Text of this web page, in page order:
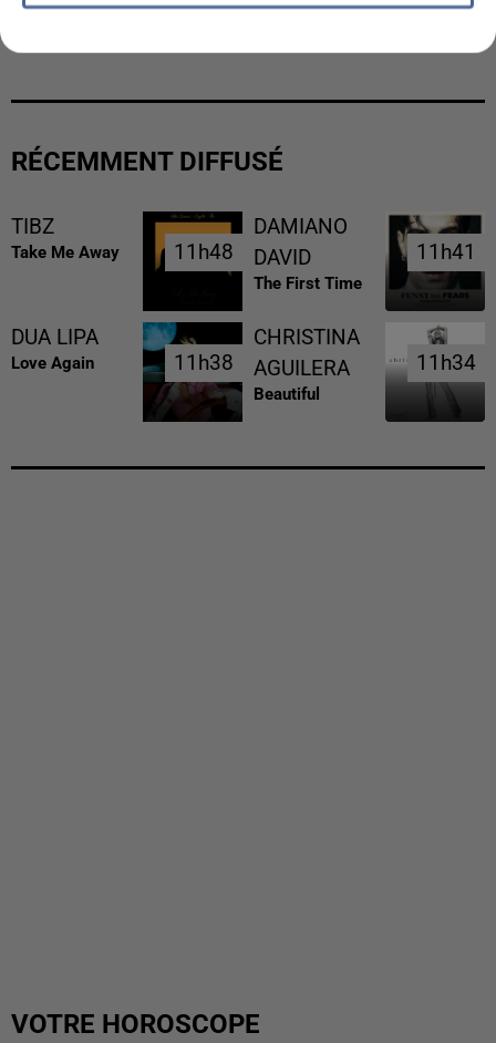
RÉCEMMENT DIFFUSÉ
TIBZ
Take Me Away 11h48
11h48
DAMIANO
DAVID
The First Time
11h41
11h41
DUA LIPA
Love Again 11h38
11h38
CHRISTINA
AGUILERA
Beautiful
11h34
11h34
VOTRE HOROSCOPE